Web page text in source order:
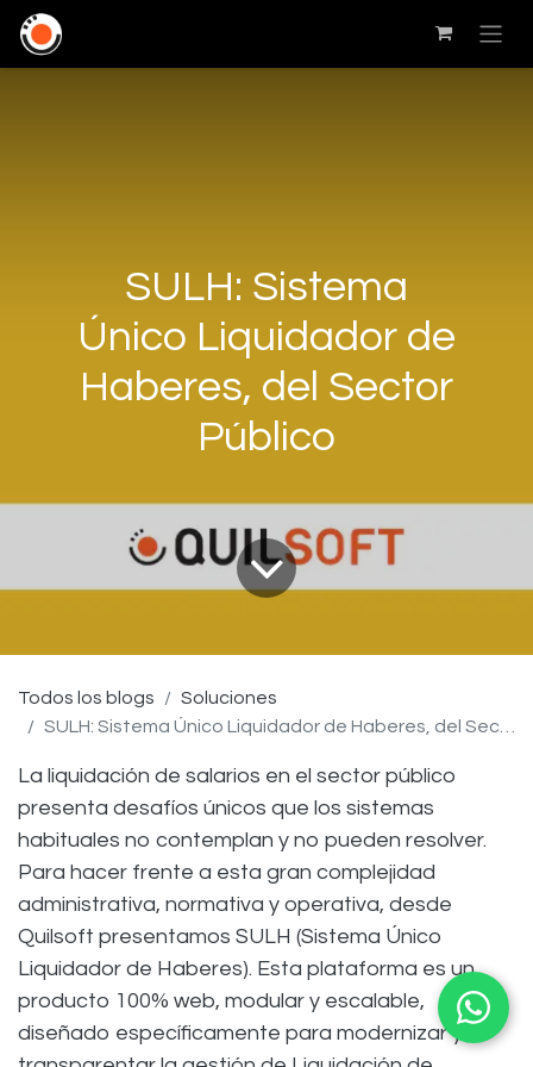
SULH: Sistema
Único Liquidador de
Haberes, del Sector
Público
Todos los blogs
Soluciones
SULH: Sistema Único Liquidador de Haberes, del Sector Público
La liquidación de salarios en el sector público
presenta desafíos únicos que los sistemas
habituales no contemplan y no pueden resolver.
Para hacer frente a esta gran complejidad
administrativa, normativa y operativa, desde
Quilsoft presentamos SULH (Sistema Único
Liquidador de Haberes). Esta plataforma es un
producto 100% web, modular y escalable,
diseñado específicamente para modernizar y